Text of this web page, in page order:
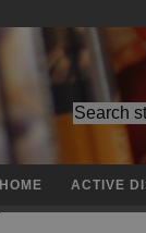
HOME ACTIVE